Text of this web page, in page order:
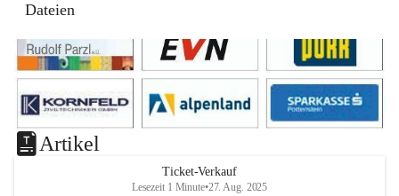
Dateien
Artikel
Ticket-Verkauf
Lesezeit 1 Minute•27. Aug. 2025